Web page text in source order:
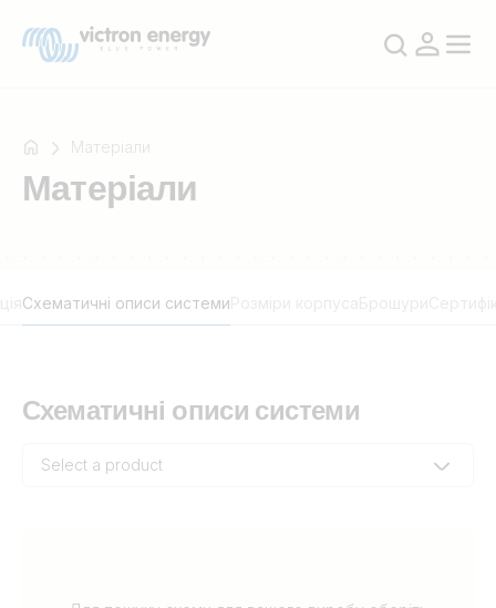
SmartShunt
Матеріали
Матеріали
Схематичні описи системи
Схематичні описи системи
Select a product